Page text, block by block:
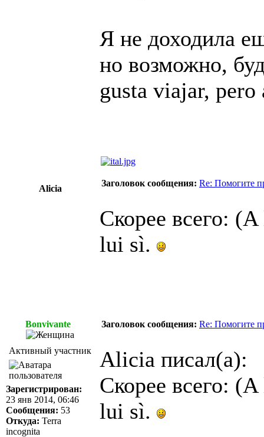
Я не доходила
но возможно,
gusta viajar, pero
Alicia
Заголовок сообщения: Re: Помогите
Скорее всего:
lui sì.
Bonvivante Заголовок сообщения: Re: Помогите
Активный участник
Зарегистрирован:
23 янв 2014, 06:46
Сообщения: 53
Откуда: Terra
incognita
Alicia писал(а):
Скорее всего:
lui sì.